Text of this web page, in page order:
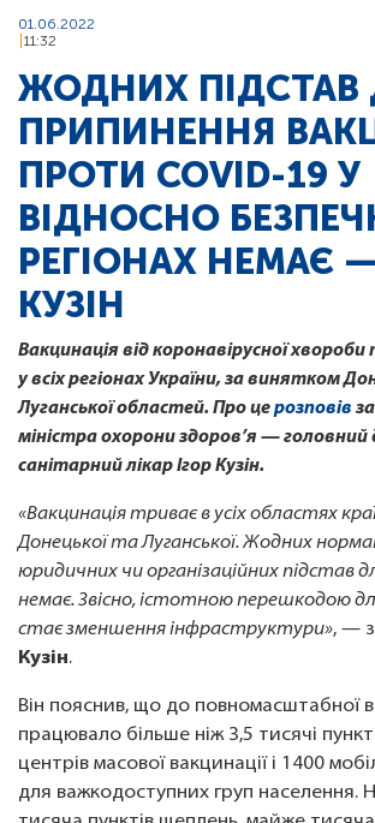
01.06.2022
11:32
ЖОДНИХ ПІДСТАВ
ПРИПИНЕННЯ
ПРОТИ COVID-19 У
ВІДНОСНО
РЕГІОНАХ НЕМАЄ —
КУЗІН
Вакцинація від коронавірусної
у всіх регіонах України, за винятком
Луганської областей. Про церозповів
міністра охорони здоров’я —
санітарний лікар Ігор Кузін.
«Вакцинація триває в усіх областях
Донецької та Луганської. Жодних
юридичних чи організаційних підстав
немає. Звісно, істотною перешкодою
стає зменшення інфраструктури», —
Кузін.
Він пояснив, що до повномасштабної
працювало більше ніж 3,5 тисячі
центрів масової вакцинації і 1400
для важкодоступних груп населення.